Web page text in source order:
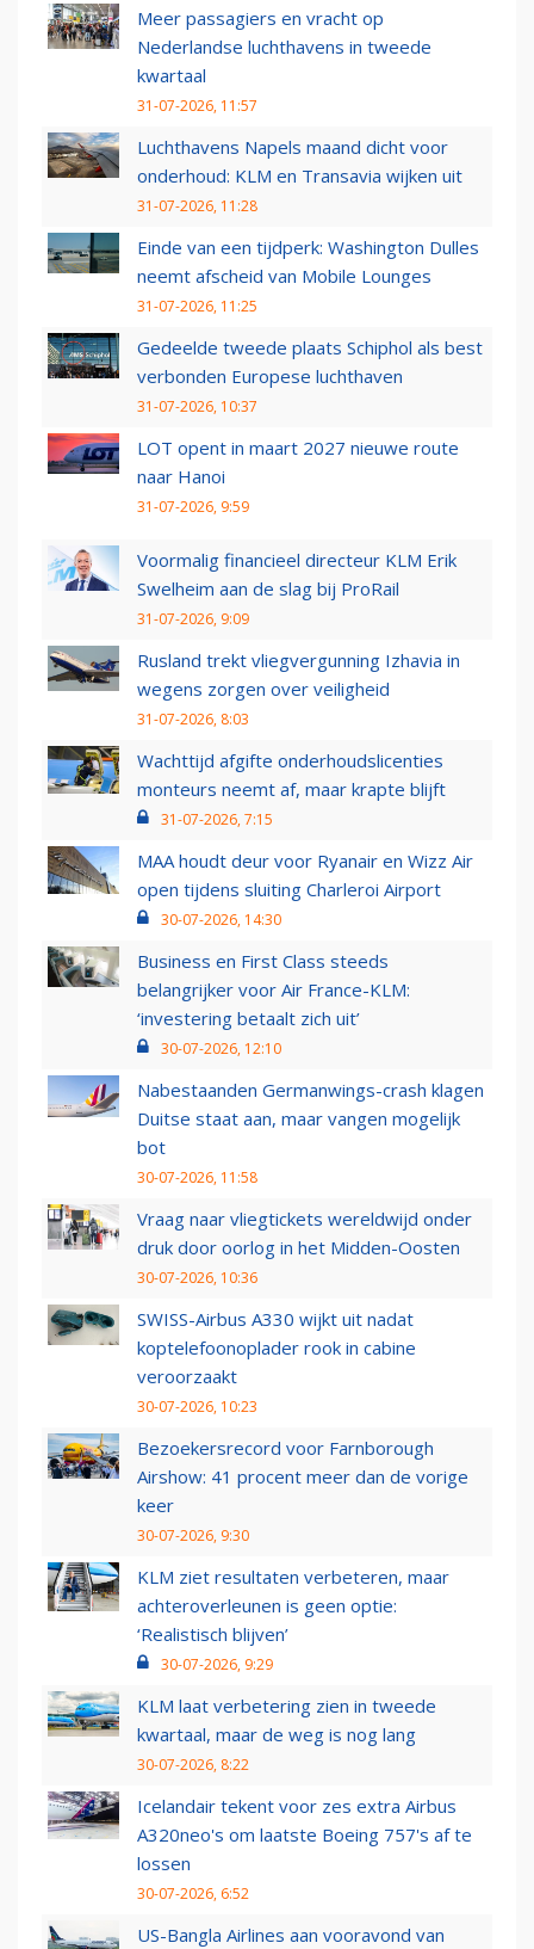
Meer passagiers en vracht op
Nederlandse luchthavens in tweede
kwartaal
31-07-2026, 11:57
Luchthavens Napels maand dicht voor
onderhoud: KLM en Transavia wijken uit
31-07-2026, 11:28
Einde van een tijdperk: Washington Dulles
neemt afscheid van Mobile Lounges
31-07-2026, 11:25
Gedeelde tweede plaats Schiphol als best
verbonden Europese luchthaven
31-07-2026, 10:37
LOT opent in maart 2027 nieuwe route
naar Hanoi
31-07-2026, 9:59
Voormalig financieel directeur KLM Erik
Swelheim aan de slag bij ProRail
31-07-2026, 9:09
Rusland trekt vliegvergunning Izhavia in
wegens zorgen over veiligheid
31-07-2026, 8:03
Wachttijd afgifte onderhoudslicenties
monteurs neemt af, maar krapte blijft
31-07-2026, 7:15
MAA houdt deur voor Ryanair en Wizz Air
open tijdens sluiting Charleroi Airport
30-07-2026, 14:30
Business en First Class steeds
belangrijker voor Air France-KLM:
‘investering betaalt zich uit’
30-07-2026, 12:10
Nabestaanden Germanwings-crash klagen
Duitse staat aan, maar vangen mogelijk
bot
30-07-2026, 11:58
Vraag naar vliegtickets wereldwijd onder
druk door oorlog in het Midden-Oosten
30-07-2026, 10:36
SWISS-Airbus A330 wijkt uit nadat
koptelefoonoplader rook in cabine
veroorzaakt
30-07-2026, 10:23
Bezoekersrecord voor Farnborough
Airshow: 41 procent meer dan de vorige
keer
30-07-2026, 9:30
KLM ziet resultaten verbeteren, maar
achteroverleunen is geen optie:
‘Realistisch blijven’
30-07-2026, 9:29
KLM laat verbetering zien in tweede
kwartaal, maar de weg is nog lang
30-07-2026, 8:22
Icelandair tekent voor zes extra Airbus
A320neo's om laatste Boeing 757's af te
lossen
30-07-2026, 6:52
US-Bangla Airlines aan vooravond van